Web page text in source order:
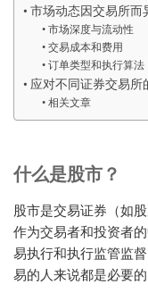
市场动态因交易所而
市场深度与流动性
交易成本和费用
订单类型和执行算法
应对不同证券交易所
相关文章
什么是股市？
股市是交易证券（如
作为交易者和投资者
易执行和执行监管监
易的人来说都是必要的